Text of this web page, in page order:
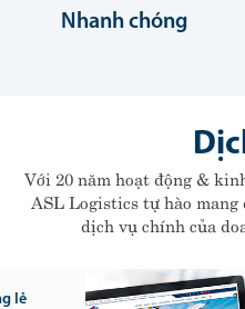
Nhanh chóng
Với 20 năm hoạt động &
ASL Logistics tự hào mang
dịch vụ chính của